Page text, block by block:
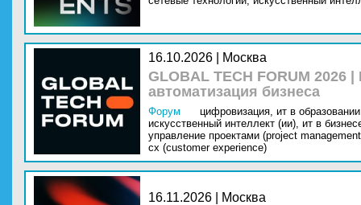
16.10.2026 | Москва
GLOBAL TECH FORUM
автоматизация бизнеса
Форум цифровизация, ит в
искусственный интеллект (ии), ит в
управление проектами (project
cx (customer experience)
16.11.2026 | Москва